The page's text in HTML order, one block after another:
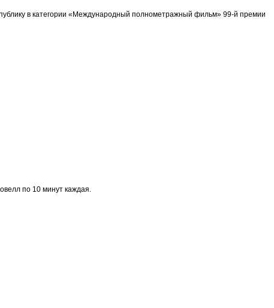
в категории «Международный полнометражный фильм» 99-й премии
по 10 минут каждая.